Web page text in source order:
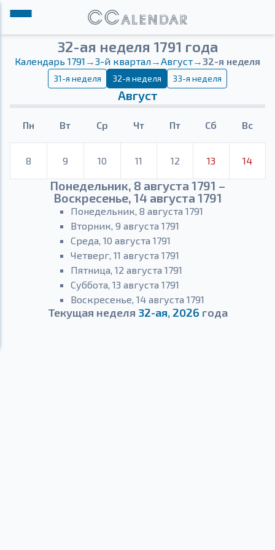
32-ая неделя 1791 года
Календарь 1791 →3-й квартал→Август→32-я неделя
31-я неделя 32-я неделя 33-я неделя
Август
Пн Вт Ср Чт Пт Сб Вс
8 9 10 11 12 13 14
Понедельник, 8 августа 1791 –
Воскресенье, 14 августа 1791
Понедельник, 8 августа 1791
Вторник, 9 августа 1791
Среда, 10 августа 1791
Четверг, 11 августа 1791
Пятница, 12 августа 1791
Суббота, 13 августа 1791
Воскресенье, 14 августа 1791
Текущая неделя 32-ая, 2026 года